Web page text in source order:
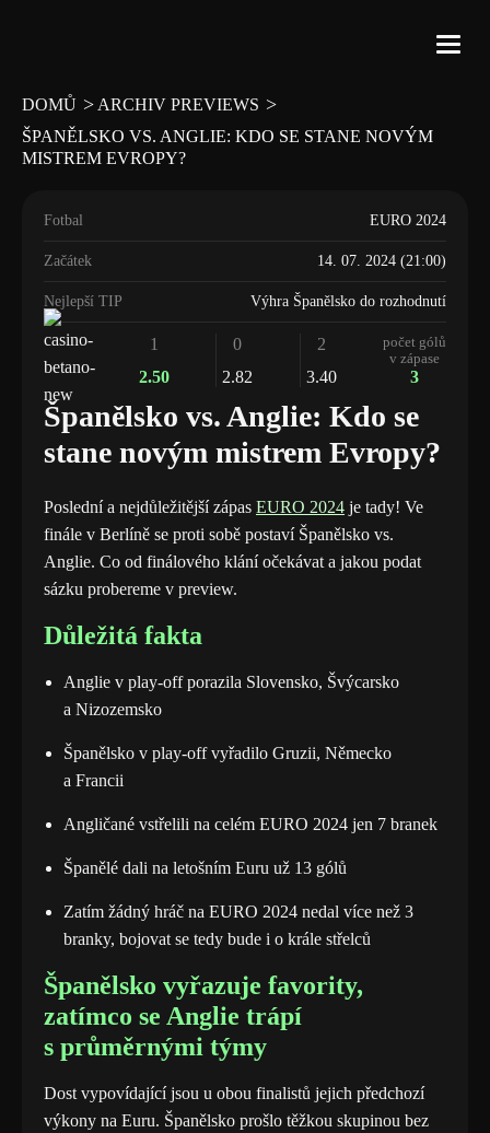
DOMŮ > ARCHIV PREVIEWS >
ŠPANĚLSKO VS. ANGLIE: KDO SE STANE NOVÝM
MISTREM EVROPY?
Fotbal EURO 2024
Začátek 14. 07. 2024 (21:00)
Nejlepší TIP Výhra Španělsko do rozhodnutí
1
2.50
0
2.82
2
3.40
počet gólů
v zápase
3
Španělsko vs. Anglie: Kdo se
stane novým mistrem Evropy?
Poslední a nejdůležitější zápas EURO 2024 je tady! Ve
finále v Berlíně se proti sobě postaví Španělsko vs.
Anglie. Co od finálového klání očekávat a jakou podat
sázku probereme v preview.
Důležitá fakta
Anglie v play-off porazila Slovensko, Švýcarsko
a Nizozemsko
Španělsko v play-off vyřadilo Gruzii, Německo
a Francii
Angličané vstřelili na celém EURO 2024 jen 7 branek
Španělé dali na letošním Euru už 13 gólů
Zatím žádný hráč na EURO 2024 nedal více než 3
branky, bojovat se tedy bude i o krále střelců
Španělsko vyřazuje favority,
zatímco se Anglie trápí
s průměrnými týmy
Dost vypovídající jsou u obou finalistů jejich předchozí
výkony na Euru. Španělsko prošlo těžkou skupinou bez